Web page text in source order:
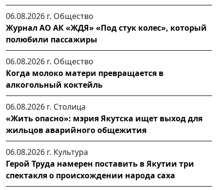
06.08.2026 г. Общество
Журнал АО АК «ЖДЯ» «Под стук колес», который
полюбили пассажиры
06.08.2026 г. Общество
Когда молоко матери превращается в
алкогольный коктейль
06.08.2026 г. Столица
«Жить опасно»: мэрия Якутска ищет выход для
жильцов аварийного общежития
06.08.2026 г. Культура
Герой Труда намерен поставить в Якутии три
спектакля о происхождении народа саха